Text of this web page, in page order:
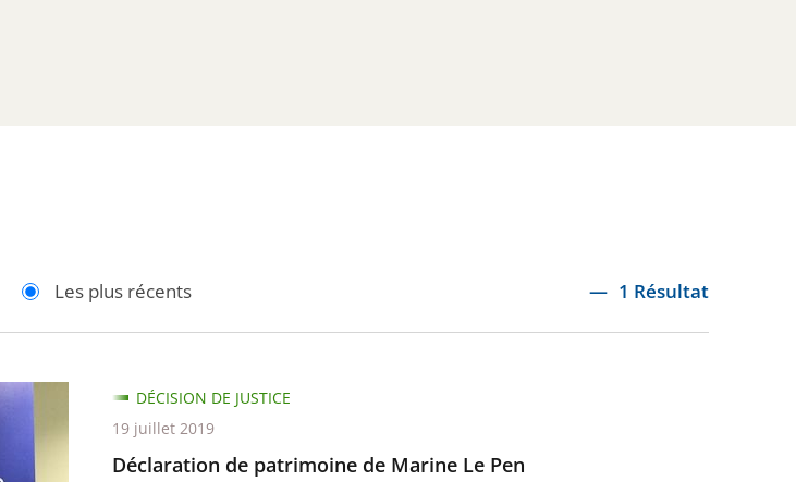
Les plus récents 1 Résultat
Déclaration de patrimoine de Marine Le Pen
DÉCISION DE JUSTICE
19 juillet 2019